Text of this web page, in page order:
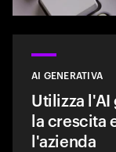
AI GENERATIVA
Utilizza
la crescita
l'azienda